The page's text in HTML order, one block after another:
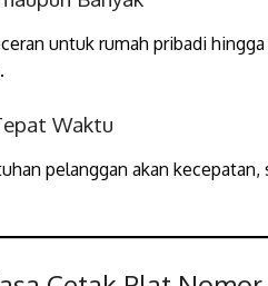
untuk rumah pribadi
Waktu
pelanggan akan